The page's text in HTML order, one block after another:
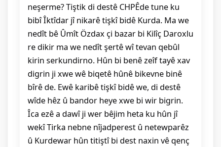
neşerme? Tiştik di destê CHPÊde tune ku
bibî Îktîdar jî nikarê tişkî bidê Kurda. Ma we
nedît bê Ûmît Özdax çi bazar bi Kilîç Daroxlu
re dikir ma we nedît şertê wî tevan qebûl
kirin serkundirno. Hûn bi benê zeîf tayê xav
digrin ji xwe wê biqetê hûnê bikevne binê
bîrê de. Ewê karibê tişkî bidê we, di destê
wîde hêz û bandor heye xwe bi wir bigrin.
Îca ezê a dawî ji wer bêjim heta ku hûn jî
wekî Tirka nebne nîjadperest û netewparêz
û Kurdewar hûn titiştî bi dest naxin vê qenç